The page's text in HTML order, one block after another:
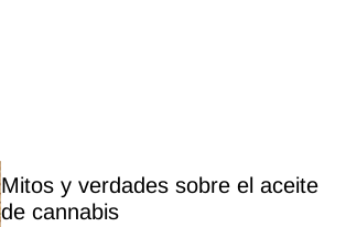
Mitos y verdades sobre el aceite
de cannabis